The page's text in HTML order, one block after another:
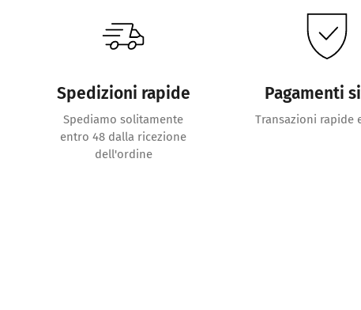
Spedizioni rapide
Spediamo solitamente
entro 48 dalla ricezione
dell'ordine
Pagamenti
Transazioni rapide